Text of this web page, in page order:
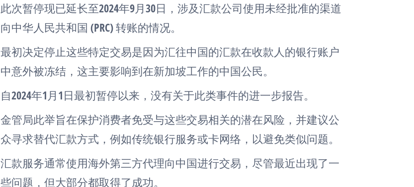
此次暂停现已延长至2024年9月30日，涉及汇款公司使用未经批准的渠道
向中华人民共和国 (PRC) 转账的情况。
最初决定停止这些特定交易是因为汇往中国的汇款在收款人的银行账户
中意外被冻结，这主要影响到在新加坡工作的中国公民。
自2024年1月1日最初暂停以来，没有关于此类事件的进一步报告。
金管局此举旨在保护消费者免受与这些交易相关的潜在风险，并建议公
众寻求替代汇款方式，例如传统银行服务或卡网络，以避免类似问题。
汇款服务通常使用海外第三方代理向中国进行交易，尽管最近出现了一
些问题，但大部分都取得了成功。